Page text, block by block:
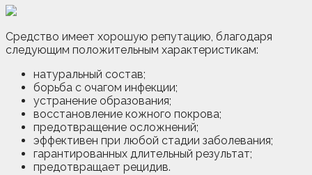
Средство имеет хорошую репутацию, благодаря
следующим положительным характеристикам:
натуральный состав;
борьба с очагом инфекции;
устранение образования;
восстановление кожного покрова;
предотвращение осложнений;
эффективен при любой стадии заболевания;
гарантированных длительный результат;
предотвращает рецидив.